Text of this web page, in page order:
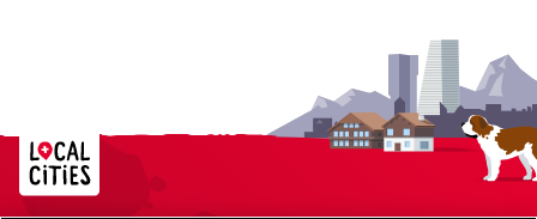
Localcities